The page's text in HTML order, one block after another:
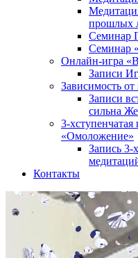
прошлых
Семинар
Семинар
Онлайн-игра
Записи
Зависимость
Записи
сильна
3-
«Омоложение»
Запись 3-
Контакты